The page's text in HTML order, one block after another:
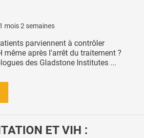
1 mois 2 semaines
parviennent à contrôler
même après l'arrêt du traitement ?
des Gladstone Institutes ...
ET VIH :